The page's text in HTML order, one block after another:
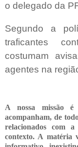
o delegado da
Segundo a
traficantes
costumam
agentes na
A nossa missão é
acompanham, de
relacionados com
contexto. A matéria